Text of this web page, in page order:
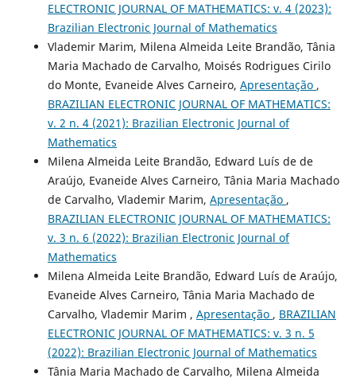
ELECTRONIC JOURNAL OF MATHEMATICS: v. 4 (2023):
Brazilian Electronic Journal of Mathematics
Vlademir Marim, Milena Almeida Leite Brandão, Tânia
Maria Machado de Carvalho, Moisés Rodrigues Cirilo
do Monte, Evaneide Alves Carneiro, Apresentação ,
BRAZILIAN ELECTRONIC JOURNAL OF MATHEMATICS:
v. 2 n. 4 (2021): Brazilian Electronic Journal of
Mathematics
Milena Almeida Leite Brandão, Edward Luís de de
Araújo, Evaneide Alves Carneiro, Tânia Maria Machado
de Carvalho, Vlademir Marim, Apresentação ,
BRAZILIAN ELECTRONIC JOURNAL OF MATHEMATICS:
v. 3 n. 6 (2022): Brazilian Electronic Journal of
Mathematics
Milena Almeida Leite Brandão, Edward Luís de Araújo,
Evaneide Alves Carneiro, Tânia Maria Machado de
Carvalho, Vlademir Marim , Apresentação , BRAZILIAN
ELECTRONIC JOURNAL OF MATHEMATICS: v. 3 n. 5
(2022): Brazilian Electronic Journal of Mathematics
Tânia Maria Machado de Carvalho, Milena Almeida